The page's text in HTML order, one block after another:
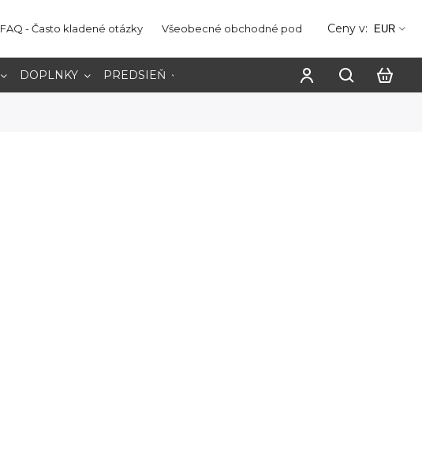
FAQ - Často kladené otázky Všeobecné obchodné podmienky Ochrana
Ceny v: EUR
DOPLNKY PREDSIEŇ